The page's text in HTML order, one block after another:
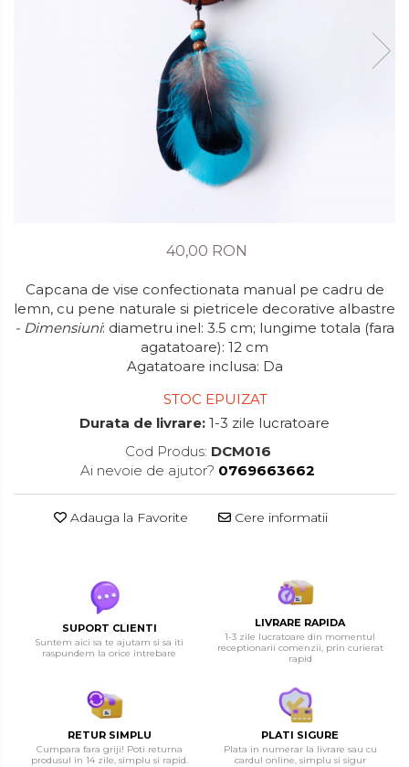
40,00 RON
Capcana de vise confectionata manual pe cadru de
lemn, cu pene naturale si pietricele decorative albastre
- Dimensiuni: diametru inel: 3.5 cm; lungime totala (fara
agatatoare): 12 cm
Agatatoare inclusa: Da
STOC EPUIZAT
Durata de livrare: 1-3 zile lucratoare
Cod Produs: DCM016
Ai nevoie de ajutor? 0769663662
Adauga la Favorite Cere informatii
SUPORT CLIENTI
Suntem aici sa te ajutam si sa iti
raspundem la orice intrebare
LIVRARE RAPIDA
1-3 zile lucratoare din momentul
receptionarii comenzii, prin curierat
rapid
RETUR SIMPLU
Cumpara fara griji! Poti returna
produsul in 14 zile, simplu si rapid.
PLATI SIGURE
Plata in numerar la livrare sau cu
cardul online, simplu si sigur